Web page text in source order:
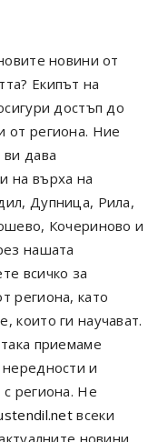
новини от
Екипът на
достъп до
от региона. Ние
дава
на върха на
Дупница, Рила,
Кочериново и
нашата
всичко за
региона, като
които ги научават.
приемаме
и
региона. Не
всеки
новини.